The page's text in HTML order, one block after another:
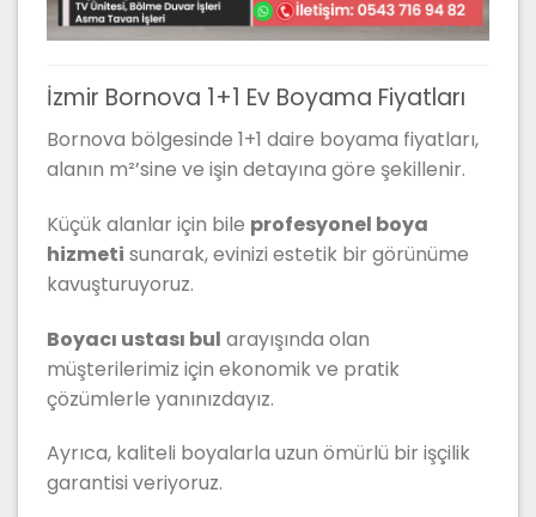
İzmir Bornova 1+1 Ev Boyama Fiyatları
Bornova bölgesinde 1+1 daire boyama fiyatları,
alanın m²’sine ve işin detayına göre şekillenir.
Küçük alanlar için bile profesyonel boya
hizmeti sunarak, evinizi estetik bir görünüme
kavuşturuyoruz.
Boyacı ustası bul arayışında olan
müşterilerimiz için ekonomik ve pratik
çözümlerle yanınızdayız.
Ayrıca, kaliteli boyalarla uzun ömürlü bir işçilik
garantisi veriyoruz.